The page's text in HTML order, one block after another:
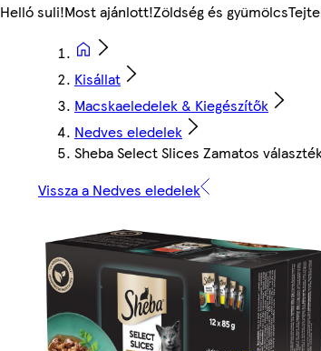
Helló suli!Most ajánlott!Zöldség és gyümölcs
Kisállat
Macskaeledelek & Kiegészítők
Nedves eledelek
Sheba Select Slices Zamatos
Vissza a Nedves eledelek